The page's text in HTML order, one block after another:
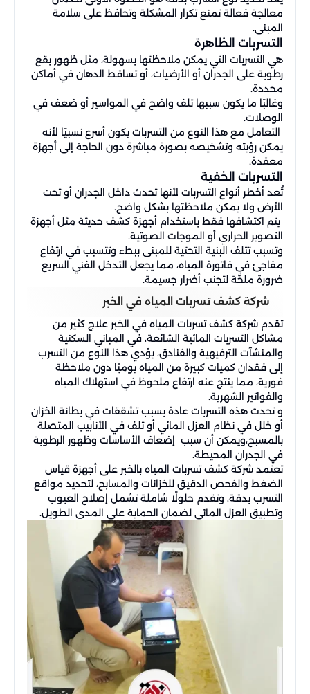
معالجة فعالة تمنع تكرار المشكلة وتحافظ على سلامة
المبنى.
التسربات الظاهرة
هي التسربات التي يمكن ملاحظتها بسهولة، مثل ظهور بقع
رطوبة على الجدران أو الأرضيات، أو تساقط الدهان في أماكن
محددة.
وغالبًا ما يكون سببها تلف واضح في المواسير أو ضعف في
الوصلات.
التعامل مع هذا النوع من التسربات يكون أسرع نسبيًا لأنه
يمكن رؤيته وتشخيصه بصورة مباشرة دون الحاجة إلى أجهزة
معقدة.
التسربات الخفية
تُعد أخطر أنواع التسربات لأنها تحدث داخل الجدران أو تحت
الأرض ولا يمكن ملاحظتها بشكل واضح.
يتم اكتشافها فقط باستخدام أجهزة كشف حديثة مثل أجهزة
التصوير الحراري أو الموجات الصوتية.
وتسبب تتلف البنية التحتية للمبنى ببطء وتتسبب في ارتفاع
مفاجئ في فاتورة المياه، مما يجعل التدخل الفني السريع
ضرورة ملحّة لتجنب أضرار جسيمة.
شركة كشف تسربات المياه في الخبر
تقدم شركة كشف تسربات المياه في الخبر علاج كثير من
مشاكل التسربات المائية الشائعة، في المباني السكنية
والمنشآت الترفيهية والفنادق، يؤدي هذا النوع من التسرب
إلى فقدان كميات كبيرة من المياه يوميًا دون ملاحظة
فورية، مما ينتج عنه ارتفاع ملحوظ في استهلاك المياه
والفواتير الشهرية.
و تحدث هذه التسربات عادة بسبب تشققات في بطانة الخزان
أو خلل في نظام العزل المائي أو تلف في الأنابيب المتصلة
بالمسبح،ويمكن أن سبب إضعاف الأساسات وظهور الرطوبة
في الجدران المحيطة.
تعتمد شركة كشف تسربات المياه بالخبر على أجهزة قياس
الضغط والفحص الدقيق للخزانات والمسابح، لتحديد مواقع
التسرب بدقة، وتقدم حلولًا شاملة تشمل إصلاح العيوب
وتطبيق العزل المائي لضمان الحماية على المدى الطويل.